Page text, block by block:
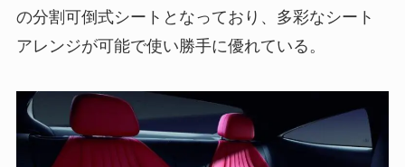
の分割可倒式シートとなっており、多彩なシート
アレンジが可能で使い勝手に優れている。